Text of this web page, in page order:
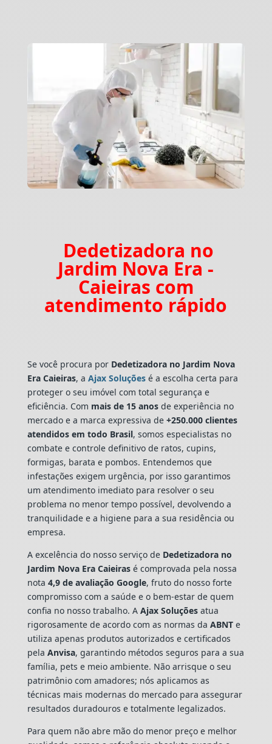
Dedetizadora no
Jardim Nova Era -
Caieiras com
atendimento rápido
Se você procura por Dedetizadora no Jardim Nova
Era Caieiras, a Ajax Soluçõesé a escolha certa para
proteger o seu imóvel com total segurança e
eficiência. Com mais de 15 anosde experiência no
mercado e a marca expressiva de+250.000 clientes
atendidos em todo Brasil, somos especialistas no
combate e controle definitivo de ratos, cupins,
formigas, barata e pombos. Entendemos que
infestações exigem urgência, por isso garantimos
um atendimento imediato para resolver o seu
problema no menor tempo possível, devolvendo a
tranquilidade e a higiene para a sua residência ou
empresa.
A excelência do nosso serviço de Dedetizadora no
Jardim Nova Era Caieirasé comprovada pela nossa
nota 4,9 de avaliação Google, fruto do nosso forte
compromisso com a saúde e o bem-estar de quem
confia no nosso trabalho. A Ajax Soluçõesatua
rigorosamente de acordo com as normas da ABNTe
utiliza apenas produtos autorizados e certificados
pela Anvisa, garantindo métodos seguros para a sua
família, pets e meio ambiente. Não arrisque o seu
patrimônio com amadores; nós aplicamos as
técnicas mais modernas do mercado para assegurar
resultados duradouros e totalmente legalizados.
Para quem não abre mão do menor preço e melhor